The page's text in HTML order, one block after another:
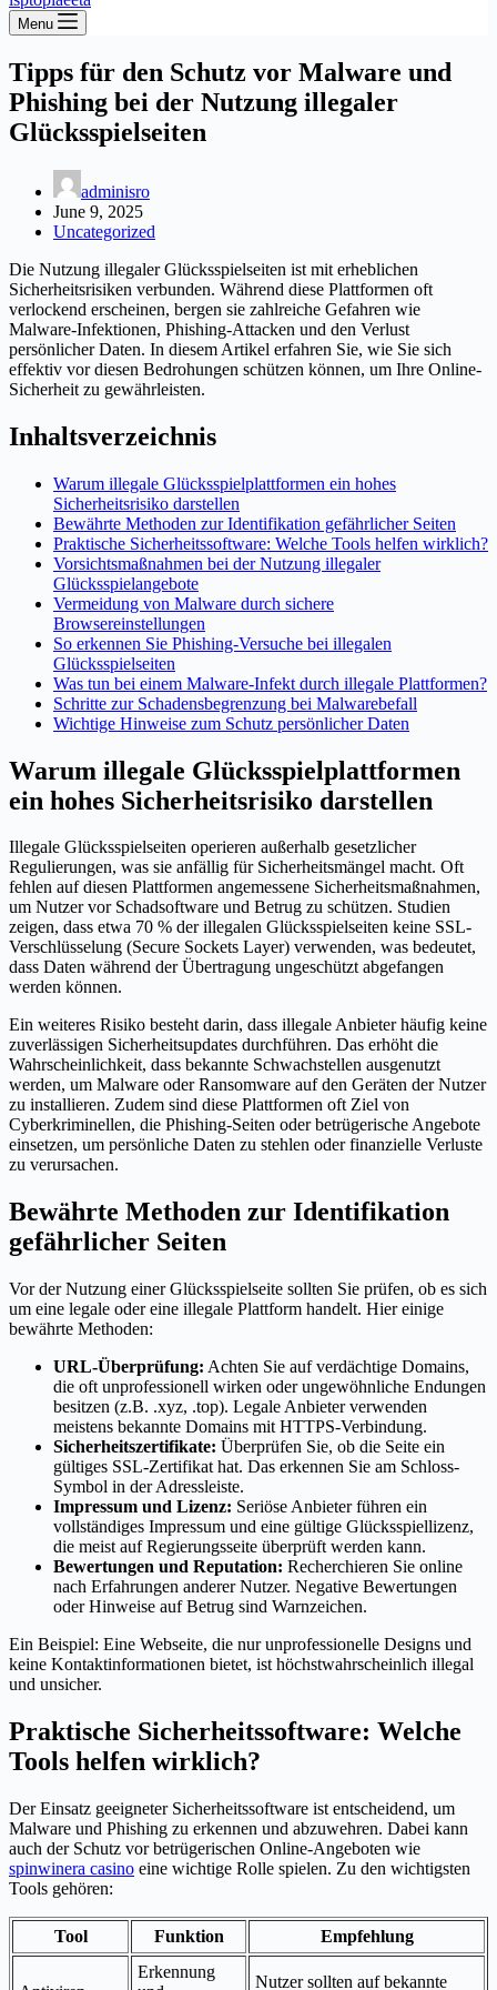
Menu
Tipps für den Schutz vor Malware und
Phishing bei der Nutzung illegaler
Glücksspielseiten
adminisro
June 9, 2025
Uncategorized
Die Nutzung illegaler Glücksspielseiten ist mit erheblichen
Sicherheitsrisiken verbunden. Während diese Plattformen oft
verlockend erscheinen, bergen sie zahlreiche Gefahren wie
Malware-Infektionen, Phishing-Attacken und den Verlust
persönlicher Daten. In diesem Artikel erfahren Sie, wie Sie sich
effektiv vor diesen Bedrohungen schützen können, um Ihre Online-
Sicherheit zu gewährleisten.
Inhaltsverzeichnis
Warum illegale Glücksspielplattformen ein hohes
Sicherheitsrisiko darstellen
Bewährte Methoden zur Identifikation gefährlicher Seiten
Praktische Sicherheitssoftware: Welche Tools helfen wirklich?
Vorsichtsmaßnahmen bei der Nutzung illegaler
Glücksspielangebote
Vermeidung von Malware durch sichere
Browsereinstellungen
So erkennen Sie Phishing-Versuche bei illegalen
Glücksspielseiten
Was tun bei einem Malware-Infekt durch illegale Plattformen?
Schritte zur Schadensbegrenzung bei Malwarebefall
Wichtige Hinweise zum Schutz persönlicher Daten
Warum illegale Glücksspielplattformen
ein hohes Sicherheitsrisiko darstellen
Illegale Glücksspielseiten operieren außerhalb gesetzlicher
Regulierungen, was sie anfällig für Sicherheitsmängel macht. Oft
fehlen auf diesen Plattformen angemessene Sicherheitsmaßnahmen,
um Nutzer vor Schadsoftware und Betrug zu schützen. Studien
zeigen, dass etwa 70 % der illegalen Glücksspielseiten keine SSL-
Verschlüsselung (Secure Sockets Layer) verwenden, was bedeutet,
dass Daten während der Übertragung ungeschützt abgefangen
werden können.
Ein weiteres Risiko besteht darin, dass illegale Anbieter häufig keine
zuverlässigen Sicherheitsupdates durchführen. Das erhöht die
Wahrscheinlichkeit, dass bekannte Schwachstellen ausgenutzt
werden, um Malware oder Ransomware auf den Geräten der Nutzer
zu installieren. Zudem sind diese Plattformen oft Ziel von
Cyberkriminellen, die Phishing-Seiten oder betrügerische Angebote
einsetzen, um persönliche Daten zu stehlen oder finanzielle Verluste
zu verursachen.
Bewährte Methoden zur Identifikation
gefährlicher Seiten
Vor der Nutzung einer Glücksspielseite sollten Sie prüfen, ob es sich
um eine legale oder eine illegale Plattform handelt. Hier einige
bewährte Methoden:
URL-Überprüfung: Achten Sie auf verdächtige Domains,
die oft unprofessionell wirken oder ungewöhnliche Endungen
besitzen (z.B. .xyz, .top). Legale Anbieter verwenden
meistens bekannte Domains mit HTTPS-Verbindung.
Sicherheitszertifikate: Überprüfen Sie, ob die Seite ein
gültiges SSL-Zertifikat hat. Das erkennen Sie am Schloss-
Symbol in der Adressleiste.
Impressum und Lizenz: Seriöse Anbieter führen ein
vollständiges Impressum und eine gültige Glücksspiellizenz,
die meist auf Regierungsseite überprüft werden kann.
Bewertungen und Reputation: Recherchieren Sie online
nach Erfahrungen anderer Nutzer. Negative Bewertungen
oder Hinweise auf Betrug sind Warnzeichen.
Ein Beispiel: Eine Webseite, die nur unprofessionelle Designs und
keine Kontaktinformationen bietet, ist höchstwahrscheinlich illegal
und unsicher.
Praktische Sicherheitssoftware: Welche
Tools helfen wirklich?
Der Einsatz geeigneter Sicherheitssoftware ist entscheidend, um
Malware und Phishing zu erkennen und abzuwehren. Dabei kann
auch der Schutz vor betrügerischen Online-Angeboten wie
spinwinera casino eine wichtige Rolle spielen. Zu den wichtigsten
Tools gehören:
Tool Funktion Empfehlung
Erkennung
Nutzer sollten auf bekannte